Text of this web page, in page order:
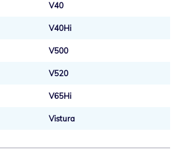
V40
V40Hi
V500
V520
V65Hi
Vistura